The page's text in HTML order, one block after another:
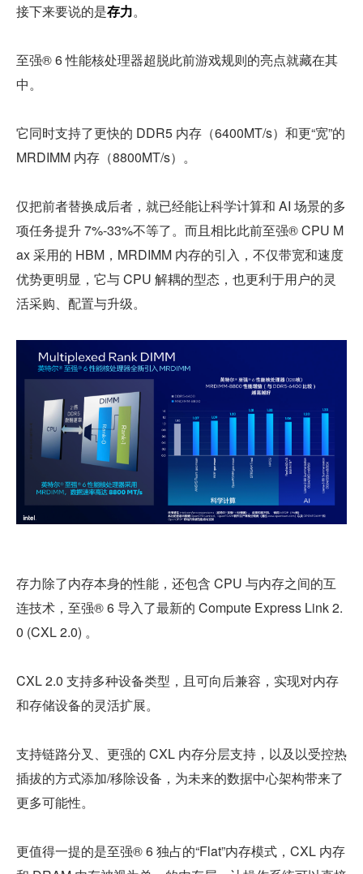
接下来要说的是存力。
至强® 6 性能核处理器超脱此前游戏规则的亮点就藏在其
中。
它同时支持了更快的 DDR5 内存（6400MT/s）和更“宽”的
MRDIMM 内存（8800MT/s）。
仅把前者替换成后者，就已经能让科学计算和 AI 场景的多
项任务提升 7%-33%不等了。而且相比此前至强® CPU M
ax 采用的 HBM，MRDIMM 内存的引入，不仅带宽和速度
优势更明显，它与 CPU 解耦的型态，也更利于用户的灵
活采购、配置与升级。
存力除了内存本身的性能，还包含 CPU 与内存之间的互
连技术，至强® 6 导入了最新的 Compute Express Link 2.
0 (CXL 2.0) 。
CXL 2.0 支持多种设备类型，且可向后兼容，实现对内存
和存储设备的灵活扩展。
支持链路分叉、更强的 CXL 内存分层支持，以及以受控热
插拔的方式添加/移除设备，为未来的数据中心架构带来了
更多可能性。
更值得一提的是至强® 6 独占的“Flat”内存模式，CXL 内存